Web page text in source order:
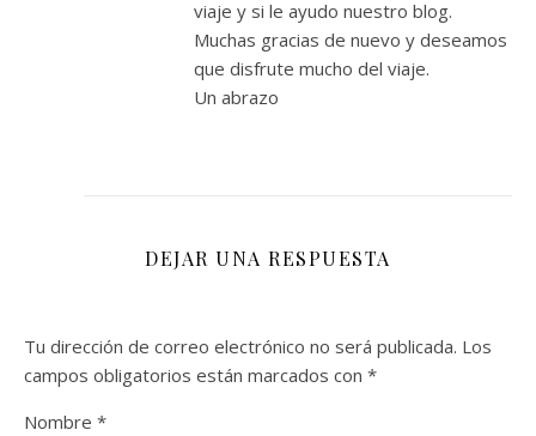
viaje y si le ayudo nuestro blog.
Muchas gracias de nuevo y deseamos
que disfrute mucho del viaje.
Un abrazo
DEJAR UNA RESPUESTA
Tu dirección de correo electrónico no será publicada. Los
campos obligatorios están marcados con *
Nombre *